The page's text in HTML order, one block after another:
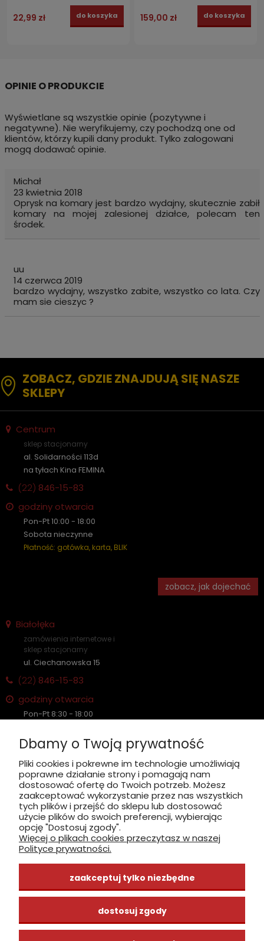
22,99 zł do koszyka 159,00 zł do koszyka
Wyświetlane są wszystkie opinie (pozytywne i
negatywne). Nie weryfikujemy, czy pochodzą one od
klientów, którzy kupili dany produkt. Tylko zalogowani
mogą dodawać opinie.
Michał
23 kwietnia 2018
Oprysk na komary jest bardzo wydajny, skutecznie zabił
komary na mojej zalesionej działce, polecam ten
środek.
uu
14 czerwca 2019
bardzo wydajny, wszystko zabite, wszystko co lata. Czy
mam sie cieszyc ?
ZOBACZ, GDZIE ZNAJDUJĄ SIĘ NASZE
SKLEPY
Centrum
sklep stacjonarny
al. Solidarności 113d
na tyłach Kina FEMINA
(22) 846-15-83
godziny otwarcia
Pon-Pt 10:00 - 18:00
Sobota nieczynne
Płatność: gotówka, karta, BLIK
zobacz, jak dojechać
Białołęka
zamówienia internetowe i
sklep stacjonarny
ul. Ciechanowska 15
(22) 846-15-83
godziny otwarcia
Pon-Pt 8:30 - 18:00
Płatność: gotówka, karta, BLIK
zobacz, jak dojechać
INFORMACJE
ZAKUPY
CENTRUM WIEDZY
Dbamy o Twoją prywatność
Pliki cookies i pokrewne im technologie umożliwiają
poprawne działanie strony i pomagają nam
dostosować ofertę do Twoich potrzeb. Możesz
zaakceptować wykorzystanie przez nas wszystkich
tych plików i przejść do sklepu lub dostosować
użycie plików do swoich preferencji, wybierając
opcję "Dostosuj zgody".
Więcej o plikach cookies przeczytasz w naszej
Polityce prywatności.
zaakceptuj tylko niezbędne
dostosuj zgody